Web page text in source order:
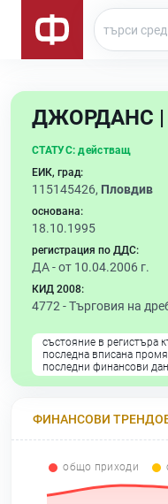
ДЖОРДАНС
СТАТУС: действащ
ЕИК, град:
115145426, Пловдив
основана:
18.10.1995
регистрация по ДДС:
ДА - от 10.04.2006 г.
КИД 2008:
4772 -Търговия на
състояние в регистъра
последна вписана
последни финансови
ФИНАНСОВИ
общо приходи